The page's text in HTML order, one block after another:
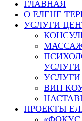
ГЛАВНАЯ
О ЕЛЕНЕ
УСЛУГИ
УСЛУГИ
ВИП
ПРОЕКТЫ
«ФОКУС